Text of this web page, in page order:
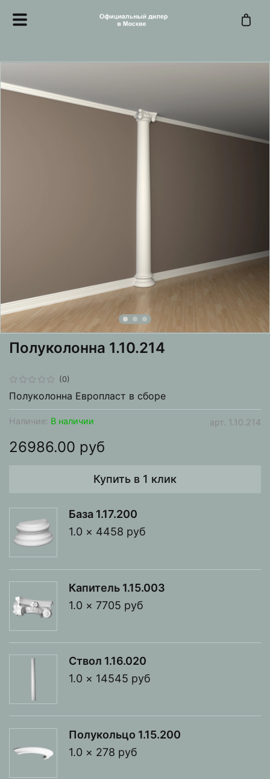
(0)
арт. 1.10.214
Наличие: В наличии
Полуколонна 1.10.214
26986.00 руб
Купить в 1 клик
База 1.17.200
1.0 × 4458 руб
Капитель 1.15.003
1.0 × 7705 руб
Ствол 1.16.020
1.0 × 14545 руб
Полукольцо 1.15.200
1.0 × 278 руб
Полуколонна Европласт в сборе